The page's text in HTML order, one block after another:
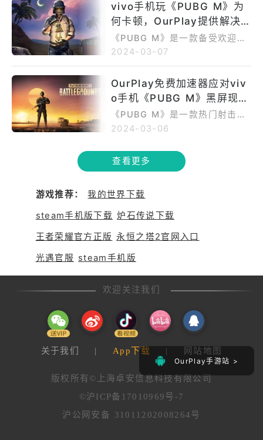
OurPlay手游站 >
用户尝试切换网络环境或确保信
号强度。其次，提到了清理手机
缓存和数据的方法，以优化游戏
稳定性。此外，还提醒用户关注
时更新游戏和手机系统版本，以
获得更好的游戏体验和更稳定的
网络连接。总之，通过这些简单
而有效的措施，用户可以轻松解
决华为手机玩《PUBG M》掉线
vivo手机玩《PUBG M》为
何卡顿，OurPlay提供解决
方案。
《PUBG M》是一款备受欢迎的
生存竞技射击游戏，玩家需收集
玩此游戏时可能遇到卡顿问题，
这通常与硬件配置、网络状况、
后台应用和游戏设置有关。为改
善游戏体验，玩家可以采取一系
稳定的网络连接、调整游戏设置
以适应手机性能，甚至考虑升级
手机硬件。此外，使用OurPlay
卡顿，提升网络连接稳定性。玩
家可按照官方指导，下载并注册
OurPlay账户，然后在应用中导
入《PUBG M》，从而享受更流
ivo手机用户能够更好地享受《P
2024-03-07
OurPlay免费加速器应对viv
o手机《PUBG M》黑屏现
象。
《PUBG M》是一款热门射击游
戏，但vivo手机用户可能遇到黑
先检查手机配置是否满足游戏要
求，并确保网络连接畅通。此
是有效的解决方法。若问题仍存
在，可尝试使用OurPlay免费加
速器优化网络环境。遵循这些步
并享受《PUBG M》的游戏乐
2024-03-06
查看更多
游戏推荐：
我的世界下载
steam手机版下载 炉石传说下载
王者荣耀官方正版 永恒之塔2官网入口
光遇官服 steam手机版
欢迎关注我们
关于我们 | App下载 | 网站地图
版权所有©上海卓安信息科技有限公司
©沪ICP备17010969号-7
沪公网安备 31011202008264号